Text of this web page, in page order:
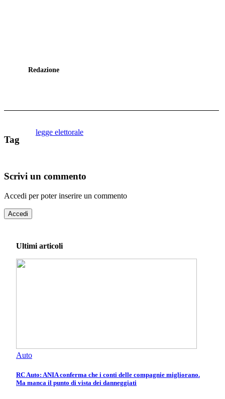
Redazione
Tag
legge elettorale
Scrivi un commento
Accedi per poter inserire un commento
Accedi
Ultimi articoli
Auto
RC Auto: ANIA conferma che i conti delle compagnie migliorano.
Ma manca il punto di vista dei danneggiati